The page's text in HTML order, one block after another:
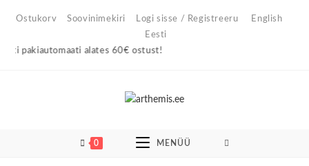
Ostukorv Soovinimekiri Logi sisse / Registreeru
English
Eesti
pakiautomaati alates 60€ ostust!
0 MENÜÜ